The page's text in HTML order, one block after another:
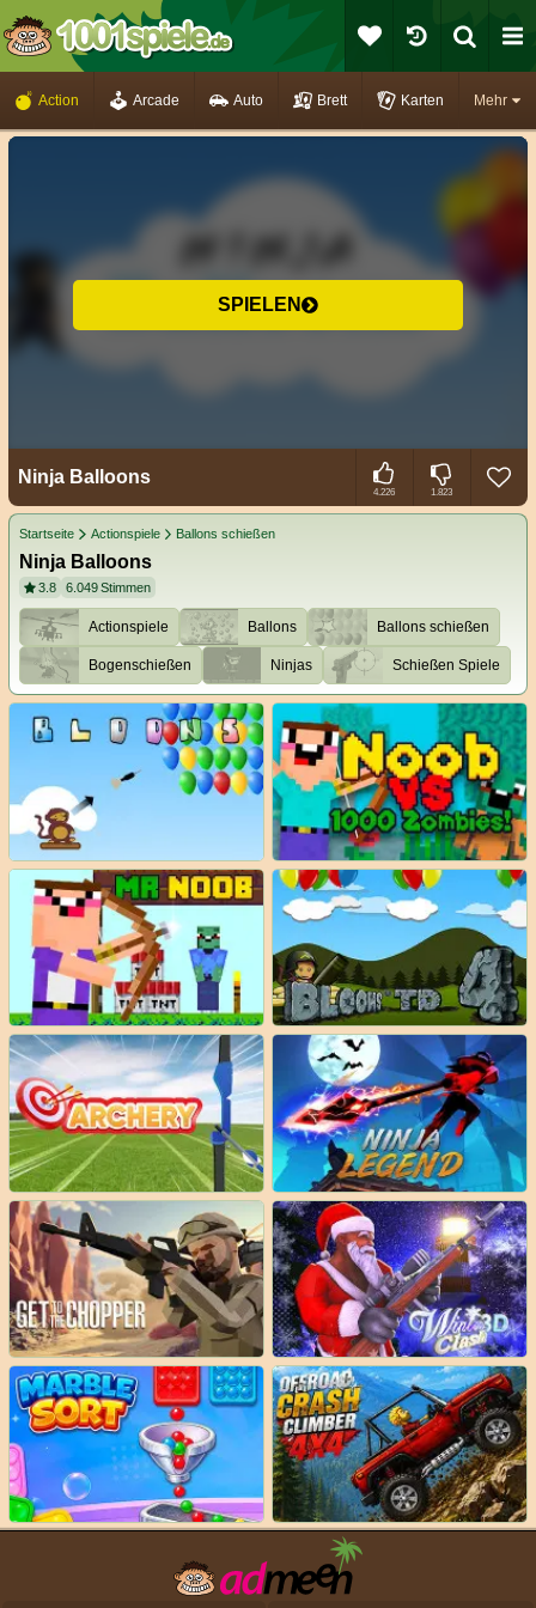
Mehr
Action Arcade Auto Brett Karten
SPIELEN
Ninja Balloons
4.226 1.823
Startseite Actionspiele Ballons schießen
Ninja Balloons
3.8 6.049Stimmen
Actionspiele Ballons Ballons schießen
Bogenschießen Ninjas Schießen Spiele